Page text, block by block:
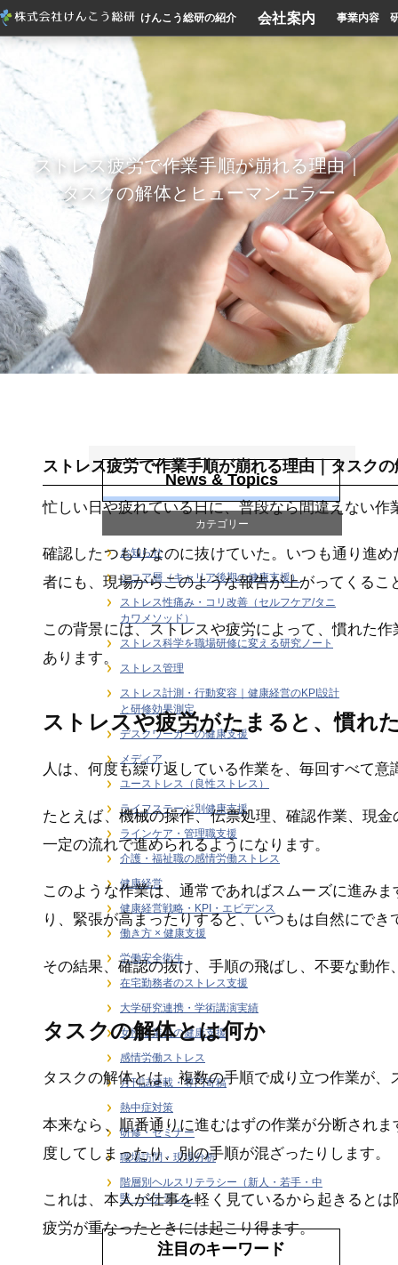
けんこう総研の紹介 会社案内 事業内容
ストレス疲労で作業手順が崩れる理由｜
タスクの解体とヒューマンエラー
ストレス疲労で作業手順が崩れる理由｜タスク
忙しい日や疲れている日に、普段なら間違えない
確認したつもりなのに抜けていた。いつも通り進
者にも、現場からこのような報告が上がってくるこ
この背景には、ストレスや疲労によって、慣れた
あります。
ストレスや疲労がたまると、慣れ
人は、何度も繰り返している作業を、毎回すべて
たとえば、機械の操作、伝票処理、確認作業、現
一定の流れで進められるようになります。
このような作業は、通常であればスムーズに進み
り、緊張が高まったりすると、いつもは自然にで
その結果、確認の抜け、手順の飛ばし、不要な動
タスクの解体とは何か
タスクの解体とは、複数の手順で成り立つ作業が
本来なら、順番通りに進むはずの作業が分断され
度してしまったり、別の手順が混ざったりします。
これは、本人が仕事を軽く見ているから起きると
疲労が重なったときには起こり得ます。
News & Topics
カテゴリー
お知らせ
シニア層（キャリア後期の健康支援）
ストレス性痛み・コリ改善（セルフケア/タニ
カワメソッド）
ストレス科学を職場研修に変える研究ノート
ストレス管理
ストレス計測・行動変容｜健康経営のKPI設計
と研修効果測定
デスクワーカーの健康支援
メディア
ユーストレス（良性ストレス）
ライフステージ別健康支援
ラインケア・管理職支援
介護・福祉職の感情労働ストレス
健康経営
健康経営戦略・KPI・エビデンス
働き方 × 健康支援
労働安全衛生
在宅勤務者のストレス支援
大学研究連携・学術講演実績
女性従業員の健康支援
感情労働ストレス
月刊誌連載・専門寄稿
熱中症対策
研修・セミナー
職場訪問・現場分析
階層別ヘルスリテラシー（新人・若手・中
堅・ベテラン）
注目のキーワード